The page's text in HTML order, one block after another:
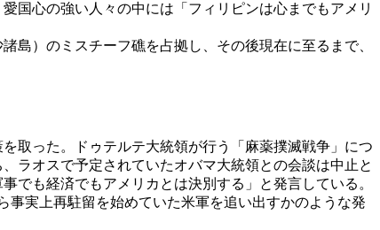
国心の強い人々の中には「フィリピンは心までもアメリ
島）のミスチーフ礁を占拠し、その後現在に至るまで、
取った。ドゥテルテ大統領が行う「麻薬撲滅戦争」につ
ラオスで予定されていたオバマ大統領との会談は中止と
でも経済でもアメリカとは決別する」と発言している。
実上再駐留を始めていた米軍を追い出すかのような発